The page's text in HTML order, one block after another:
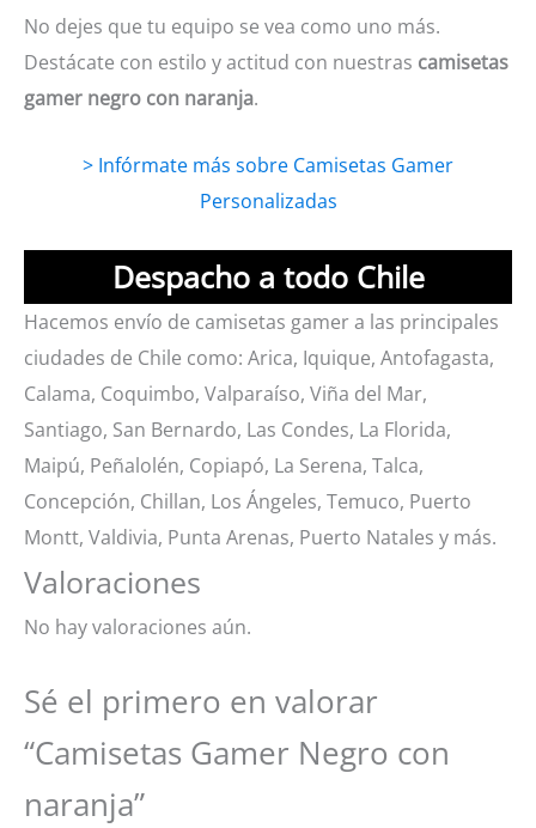
No dejes que tu equipo se vea como uno más.
Destácate con estilo y actitud con nuestras camisetas
gamer negro con naranja.
> Infórmate más sobre Camisetas Gamer
Personalizadas
Despacho a todo Chile
Hacemos envío de camisetas gamer a las principales
ciudades de Chile como: Arica, Iquique, Antofagasta,
Calama, Coquimbo, Valparaíso, Viña del Mar,
Santiago, San Bernardo, Las Condes, La Florida,
Maipú, Peñalolén, Copiapó, La Serena, Talca,
Concepción, Chillan, Los Ángeles, Temuco, Puerto
Montt, Valdivia, Punta Arenas, Puerto Natales y más.
Valoraciones
No hay valoraciones aún.
Sé el primero en valorar
“Camisetas Gamer Negro con
naranja”